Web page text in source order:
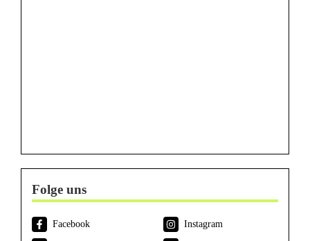
Folge uns
Facebook
Instagram